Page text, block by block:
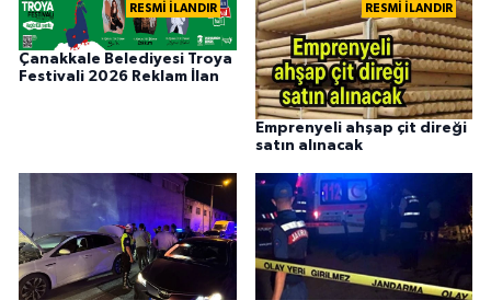
RESMİ İLANDIR
Çanakkale Belediyesi Troya
Festivali 2026 Reklam İlan
RESMİ İLANDIR
Emprenyeli ahşap çit direği
satın alınacak